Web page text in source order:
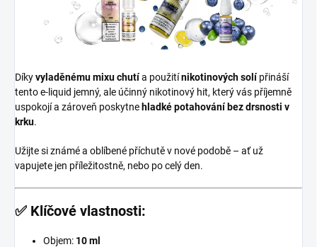
Díkyvyladěnému mixu chutía použitínikotinových solí přináší
tento e-liquid jemný, ale účinný nikotinový hit, který vás příjemně
uspokojí a zároveň poskytne hladké potahování bez drsnosti v
krku.
Užijte si známé a oblíbené příchutě v nové podobě – ať už
vapujete jen příležitostně, nebo po celý den.
✅ Klíčové vlastnosti:
Objem: 10 ml